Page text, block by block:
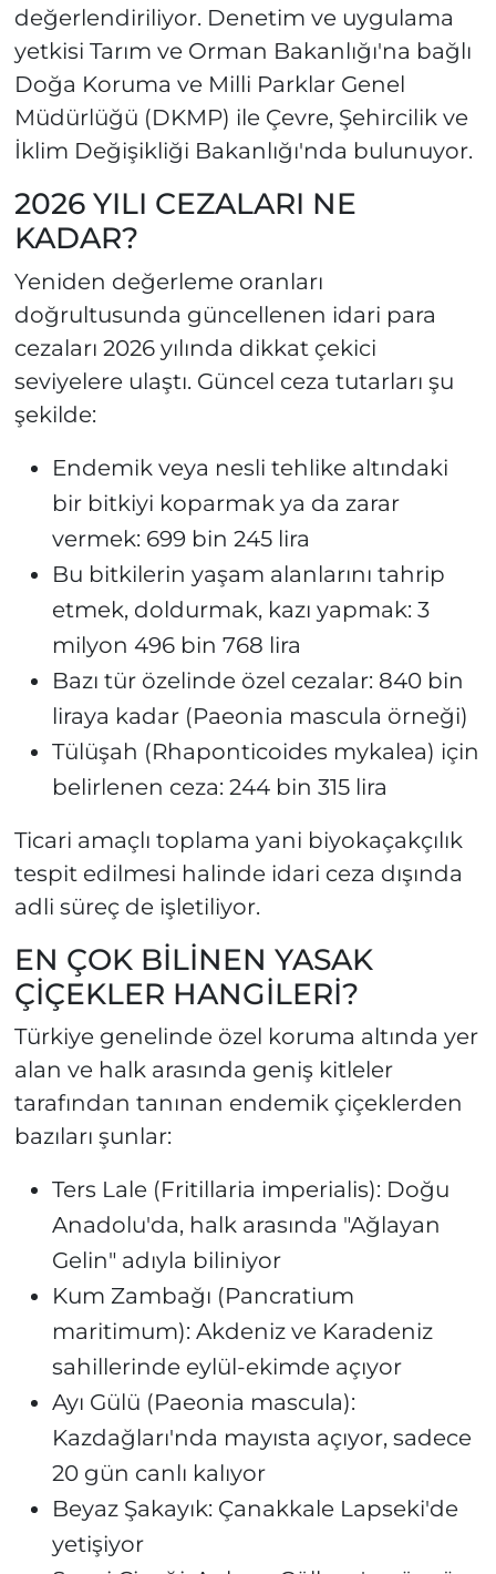
değerlendiriliyor. Denetim ve uygulama
yetkisi Tarım ve Orman Bakanlığı'na bağlı
Doğa Koruma ve Milli Parklar Genel
Müdürlüğü (DKMP) ile Çevre, Şehircilik ve
İklim Değişikliği Bakanlığı'nda bulunuyor.
2026 YILI CEZALARI NE
KADAR?
Yeniden değerleme oranları
doğrultusunda güncellenen idari para
cezaları 2026 yılında dikkat çekici
seviyelere ulaştı. Güncel ceza tutarları şu
şekilde:
Endemik veya nesli tehlike altındaki
bir bitkiyi koparmak ya da zarar
vermek: 699 bin 245 lira
Bu bitkilerin yaşam alanlarını tahrip
etmek, doldurmak, kazı yapmak: 3
milyon 496 bin 768 lira
Bazı tür özelinde özel cezalar: 840 bin
liraya kadar (Paeonia mascula örneği)
Tülüşah (Rhaponticoides mykalea) için
belirlenen ceza: 244 bin 315 lira
Ticari amaçlı toplama yani biyokaçakçılık
tespit edilmesi halinde idari ceza dışında
adli süreç de işletiliyor.
EN ÇOK BİLİNEN YASAK
ÇİÇEKLER HANGİLERİ?
Türkiye genelinde özel koruma altında yer
alan ve halk arasında geniş kitleler
tarafından tanınan endemik çiçeklerden
bazıları şunlar:
Ters Lale (Fritillaria imperialis): Doğu
Anadolu'da, halk arasında "Ağlayan
Gelin" adıyla biliniyor
Kum Zambağı (Pancratium
maritimum): Akdeniz ve Karadeniz
sahillerinde eylül-ekimde açıyor
Ayı Gülü (Paeonia mascula):
Kazdağları'nda mayısta açıyor, sadece
20 gün canlı kalıyor
Beyaz Şakayık: Çanakkale Lapseki'de
yetişiyor